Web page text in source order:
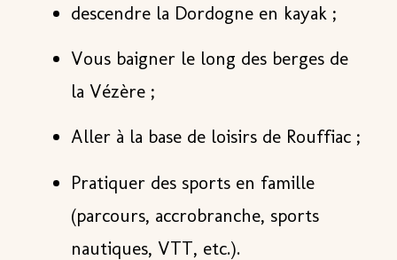
descendre la Dordogne en kayak ;
Vous baigner le long des berges de
la Vézère ;
Aller à la base de loisirs de Rouffiac ;
Pratiquer des sports en famille
(parcours, accrobranche, sports
nautiques, VTT, etc.).